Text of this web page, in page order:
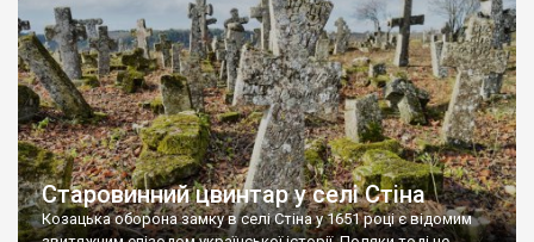
Старовинний цвинтар у селі Стіна
Козацька оборона замку в селі Стіна у 1651 році є відомим